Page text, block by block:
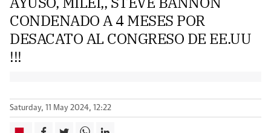
CONDENADO A 4 MESES POR
DESACATO AL CONGRESO DE EE.UU
!!!
Saturday, 11 May 2024, 12:22